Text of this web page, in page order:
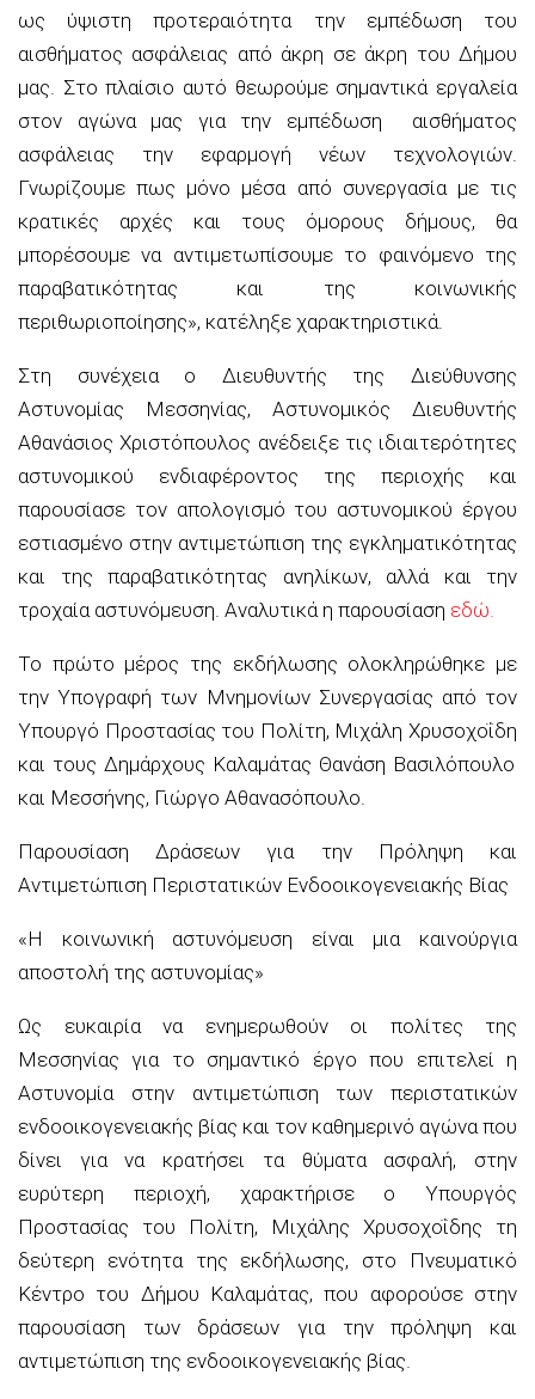
ως ύψιστη προτεραιότητα την εμπέδωση του
αισθήματος ασφάλειας από άκρη σε άκρη του Δήμου
μας. Στο πλαίσιο αυτό θεωρούμε σημαντικά εργαλεία
στον αγώνα μας για την εμπέδωση αισθήματος
ασφάλειας την εφαρμογή νέων τεχνολογιών.
Γνωρίζουμε πως μόνο μέσα από συνεργασία με τις
κρατικές αρχές και τους όμορους δήμους, θα
μπορέσουμε να αντιμετωπίσουμε το φαινόμενο της
παραβατικότητας και της κοινωνικής
περιθωριοποίησης», κατέληξε χαρακτηριστικά.
Στη συνέχειαο Διευθυντής της Διεύθυνσης
Αστυνομίας Μεσσηνίας, Αστυνομικός Διευθυντής
Αθανάσιος Χριστόπουλος ανέδειξε τις ιδιαιτερότητες
αστυνομικού ενδιαφέροντος της περιοχής και
παρουσίασε τον απολογισμό του αστυνομικού έργου
εστιασμένο στην αντιμετώπιση της εγκληματικότητας
και της παραβατικότητας ανηλίκων, αλλά και την
τροχαία αστυνόμευση. Αναλυτικά η παρουσίαση εδώ
Το πρώτο μέρος της εκδήλωσης ολοκληρώθηκε με
την Υπογραφή των Μνημονίων Συνεργασίας από τον
Υπουργό Προστασίας του Πολίτη, Μιχάλη Χρυσοχοΐδη
και τους Δημάρχους Καλαμάτας Θανάση Βασιλόπουλο
και Μεσσήνης, Γιώργο Αθανασόπουλο.
Παρουσίαση Δράσεων για την Πρόληψη και
Αντιμετώπιση Περιστατικών Ενδοοικογενειακής Βίας
«Η κοινωνική αστυνόμευση είναι μια καινούργια
αποστολή της αστυνομίας»
Ως ευκαιρία να ενημερωθούν οι πολίτες της
Μεσσηνίας για το σημαντικό έργο που επιτελεί η
Αστυνομία στην αντιμετώπιση των περιστατικών
ενδοοικογενειακής βίας και τον καθημερινό αγώνα που
δίνει για να κρατήσει τα θύματα ασφαλή, στην
ευρύτερη περιοχή, χαρακτήρισε ο Υπουργός
Προστασίας του Πολίτη, Μιχάλης Χρυσοχοΐδης τη
δεύτερη ενότητα της εκδήλωσης, στο Πνευματικό
Κέντρο του Δήμου Καλαμάτας, που αφορούσε στην
παρουσίαση των δράσεων για την πρόληψη και
αντιμετώπιση της ενδοοικογενειακής βίας.